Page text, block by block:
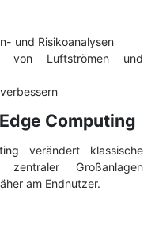
und Risikoanalysen
von Luftströmen und
Computing
verändert klassische
zentraler Großanlagen
am Endnutzer.